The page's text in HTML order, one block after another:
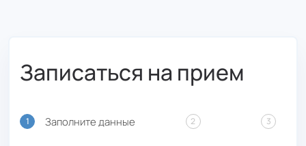
Записаться на прием
1 Заполните данные 2 3